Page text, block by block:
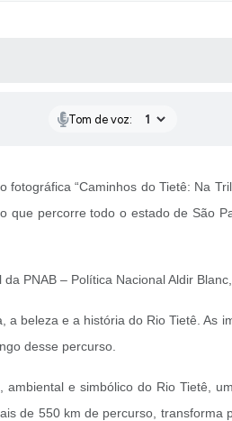
Tom de voz:
“Caminhos do Tietê: Na
percorre todo o estado de São
PNAB – Política Nacional Aldir
beleza e a história do Rio Tietê. As
desse percurso.
e simbólico do Rio Tietê,
de 550 km de percurso, transforma